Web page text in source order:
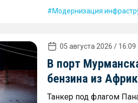
Модернизация
05 августа 2026 / 16:09
В порт
бензина из
Танкер под флагом